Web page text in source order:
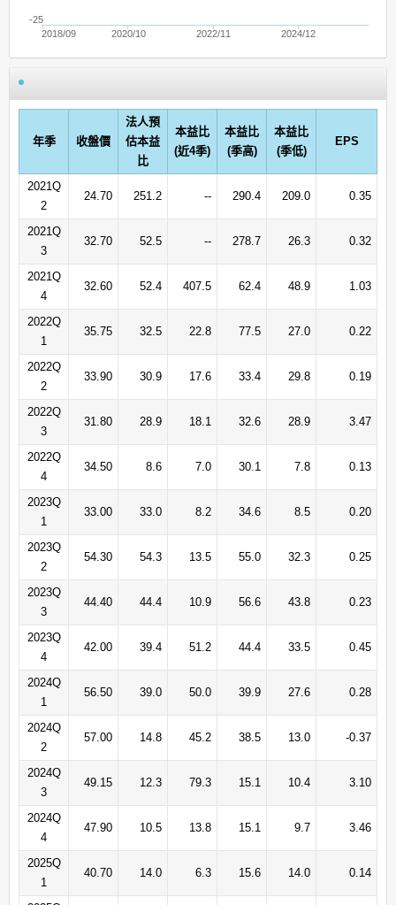
2018/09 2020/10 2022/11 2024/12
-25
年季 收盤價
法人預
估本益
比
本益比
(近4季)
本益比
(季高)
本益比
(季低)
EPS
2021Q
2
24.70 251.2 -- 290.4 209.0 0.35
2021Q
3
32.70 52.5 -- 278.7 26.3 0.32
2021Q
4
32.60 52.4 407.5 62.4 48.9 1.03
2022Q
1
35.75 32.5 22.8 77.5 27.0 0.22
2022Q
2
33.90 30.9 17.6 33.4 29.8 0.19
2022Q
3
31.80 28.9 18.1 32.6 28.9 3.47
2022Q
4
34.50 8.6 7.0 30.1 7.8 0.13
2023Q
1
33.00 33.0 8.2 34.6 8.5 0.20
2023Q
2
54.30 54.3 13.5 55.0 32.3 0.25
2023Q
3
44.40 44.4 10.9 56.6 43.8 0.23
2023Q
4
42.00 39.4 51.2 44.4 33.5 0.45
2024Q
1
56.50 39.0 50.0 39.9 27.6 0.28
2024Q
2
57.00 14.8 45.2 38.5 13.0 -0.37
2024Q
3
49.15 12.3 79.3 15.1 10.4 3.10
2024Q
4
47.90 10.5 13.8 15.1 9.7 3.46
2025Q
1
40.70 14.0 6.3 15.6 14.0 0.14